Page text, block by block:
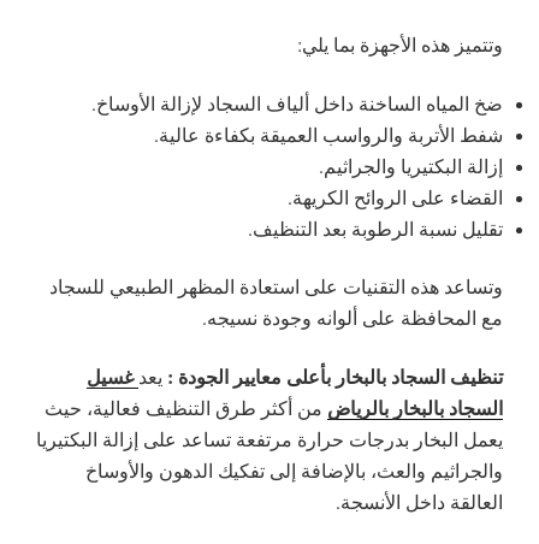
وتتميز هذه الأجهزة بما يلي:
ضخ المياه الساخنة داخل ألياف السجاد لإزالة الأوساخ.
شفط الأتربة والرواسب العميقة بكفاءة عالية.
إزالة البكتيريا والجراثيم.
القضاء على الروائح الكريهة.
تقليل نسبة الرطوبة بعد التنظيف.
وتساعد هذه التقنيات على استعادة المظهر الطبيعي للسجاد
مع المحافظة على ألوانه وجودة نسيجه.
تنظيف السجاد بالبخار بأعلى معايير الجودة : يعد غسيل
السجاد بالبخار بالرياض من أكثر طرق التنظيف فعالية، حيث
يعمل البخار بدرجات حرارة مرتفعة تساعد على إزالة البكتيريا
والجراثيم والعث، بالإضافة إلى تفكيك الدهون والأوساخ
العالقة داخل الأنسجة.